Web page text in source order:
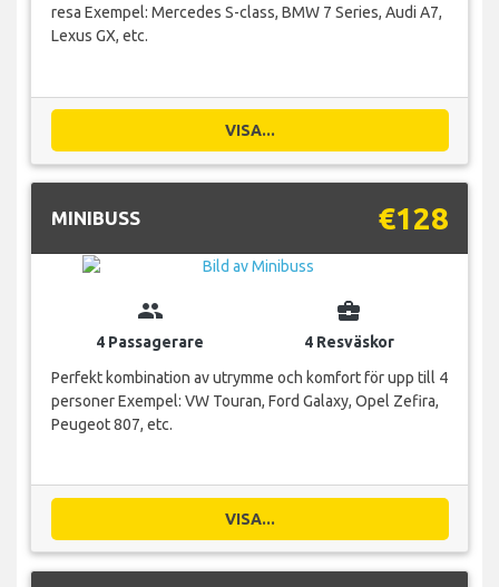
resa Exempel: Mercedes S-class, BMW 7 Series, Audi A7,
Lexus GX, etc.
VISA...
MINIBUSS €128
group
4 Passagerare
business_center
4 Resväskor
Perfekt kombination av utrymme och komfort för upp till 4
personer Exempel: VW Touran, Ford Galaxy, Opel Zefira,
Peugeot 807, etc.
VISA...